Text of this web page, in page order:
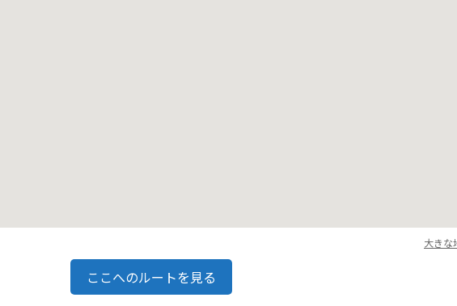
大きな
ここへのルートを見る